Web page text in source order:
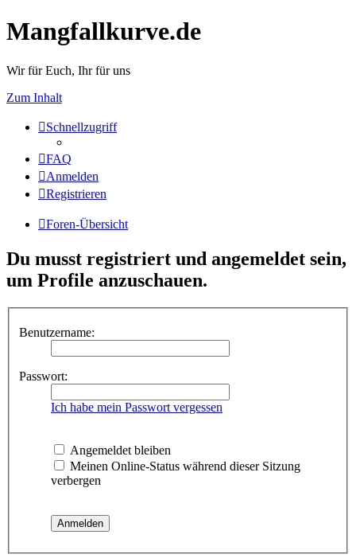
Mangfallkurve.de
Wir für Euch, Ihr für uns
Zum Inhalt
Schnellzugriff
FAQ
Anmelden
Registrieren
Foren-Übersicht
Du musst registriert und angemeldet sein,
um Profile anzuschauen.
Benutzername:
Passwort:
Ich habe mein Passwort vergessen
Angemeldet bleiben
Meinen Online-Status während dieser Sitzung
verbergen